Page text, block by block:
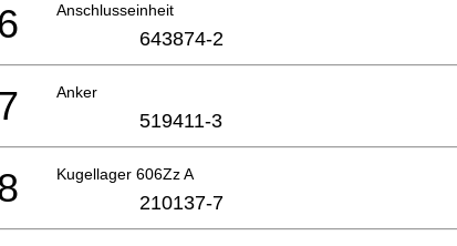
Anschlusseinheit
643874-2
Anker
519411-3
Kugellager 606Zz A
210137-7